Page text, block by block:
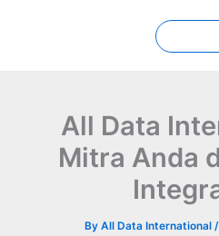
All Data
Mitra Anda
By All Data International /